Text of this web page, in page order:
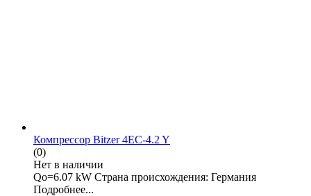
Компрессор Bitzer 4EC-4.2 Y
(0)
Нет в наличии
Qo=6.07 kW Страна происхождения: Германия
Подробнее...